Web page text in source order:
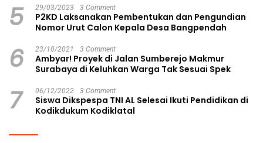
5 29/03/2023 3 Comment
P2KD Laksanakan Pembentukan dan Pengundian
Nomor Urut Calon Kepala Desa Bangpendah
6 23/10/2021 3 Comment
Ambyar! Proyek di Jalan Sumberejo Makmur
Surabaya di Keluhkan Warga Tak Sesuai Spek
7 06/12/2022 3 Comment
Siswa Dikspespa TNI AL Selesai Ikuti Pendidikan di
Kodikdukum Kodiklatal